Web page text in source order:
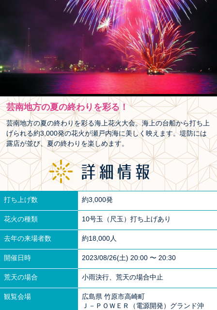
芸南地方の夏の終わりを彩る！
芸南地方の夏の終わりを彩る海上花火大会。海上の台船から打ち上
げられる約3,000発の花火が瀬戸内海に美しく映えます。堤防には
露店が並び、夏の終わりを楽しめます。
打ち上げ数 約3,000発
花火の種類 10号玉（尺玉）打ち上げあり
去年の来場者数 約18,000人
開催日時 2023/08/26(土) 20:00 〜 20:30
荒天の場合 小雨決行、荒天の場合中止
観覧会場
広島県 竹原市高崎町
Ｊ－ＰＯＷＥＲ（電源開発）グランド沖